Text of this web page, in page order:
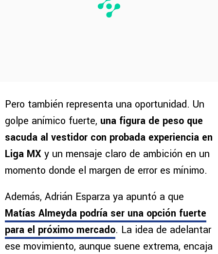
Pero también representa una oportunidad. Un
golpe anímico fuerte, una figura de peso que
sacuda al vestidor con probada experiencia en
Liga MX y un mensaje claro de ambición en un
momento donde el margen de error es mínimo.
Además, Adrián Esparza ya apuntó a que
Matías Almeyda podría ser una opción fuerte
para el próximo mercado. La idea de adelantar
ese movimiento, aunque suene extrema, encaja